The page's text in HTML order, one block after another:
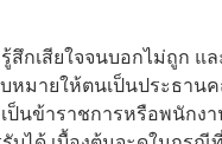
กเสียใจจนบอกไม่ถูก แ
บหมายให้ตนเป็นประธาน
ป็นข้าราชการหรือพนักง